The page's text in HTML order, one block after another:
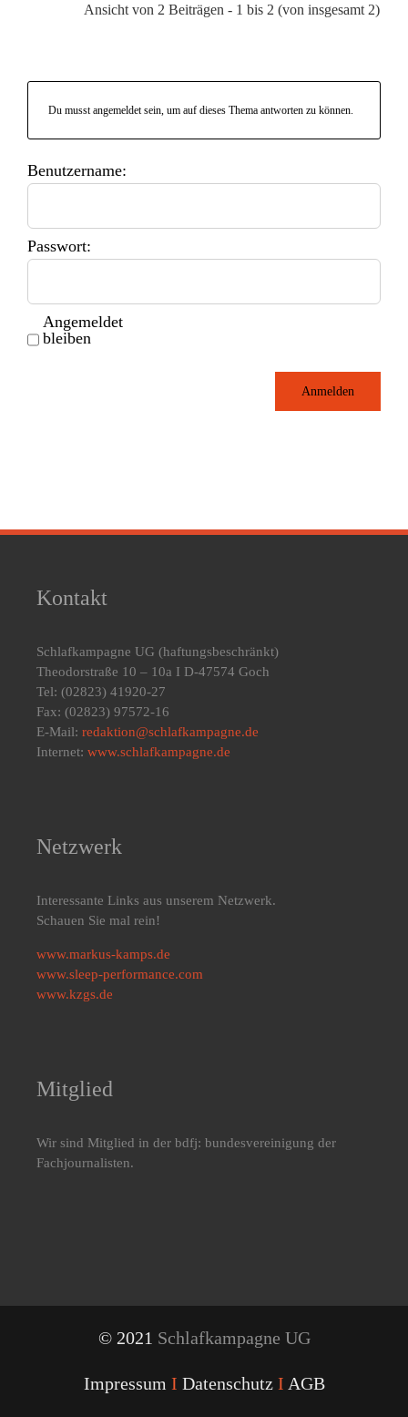
Ansicht von 2 Beiträgen - 1 bis 2 (von insgesamt 2)
Du musst angemeldet sein, um auf dieses Thema antworten zu können.
Benutzername:
Passwort:
Angemeldet
bleiben
Anmelden
Kontakt
Schlafkampagne UG (haftungsbeschränkt)
Theodorstraße 10 – 10a I D-47574 Goch
Tel: (02823) 41920-27
Fax: (02823) 97572-16
E-Mail: redaktion@schlafkampagne.de
Internet: www.schlafkampagne.de
Netzwerk
Interessante Links aus unserem Netzwerk.
Schauen Sie mal rein!
www.markus-kamps.de
www.sleep-performance.com
www.kzgs.de
Mitglied
Wir sind Mitglied in der bdfj: bundesvereinigung der
Fachjournalisten.
© 2021 Schlafkampagne UG
Impressum I Datenschutz I AGB